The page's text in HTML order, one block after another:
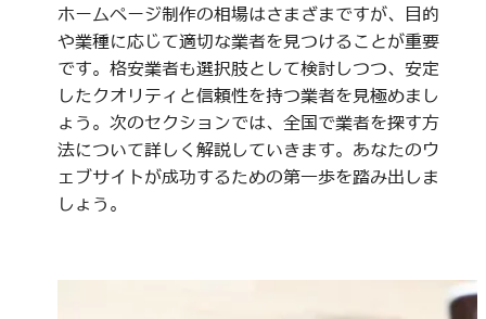
ホームページ制作の相場はさまざまですが、目的
や業種に応じて適切な業者を見つけることが重要
です。格安業者も選択肢として検討しつつ、安定
したクオリティと信頼性を持つ業者を見極めまし
ょう。次のセクションでは、全国で業者を探す方
法について詳しく解説していきます。あなたのウ
ェブサイトが成功するための第一歩を踏み出しま
しょう。